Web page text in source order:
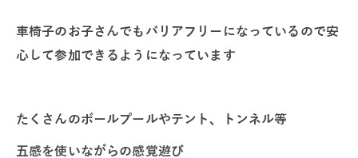
車椅子のお子さんでもバリアフリーになっているので安
心して参加できるようになっています
たくさんのボールプールやテント、トンネル等
五感を使いながらの感覚遊び